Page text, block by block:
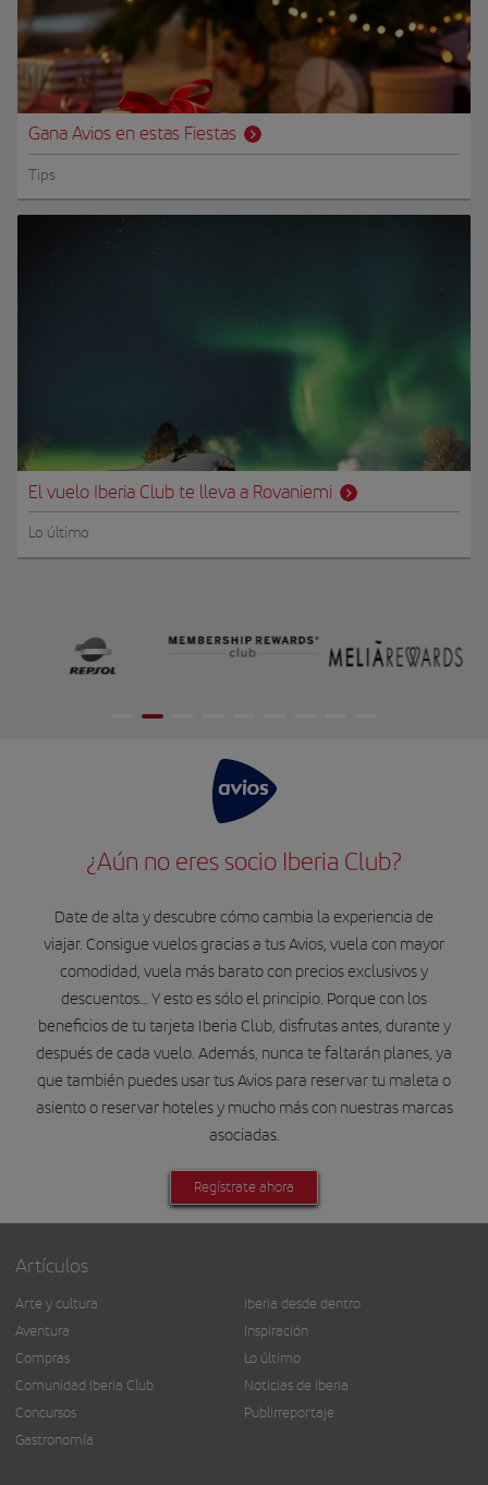
Gana Avios en estas Fiestas
Tips
El vuelo Iberia Club te lleva a Rovaniemi
Lo último
¿Aún no eres socio Iberia Club?
Date de alta y descubre cómo cambia la experiencia de
viajar. Consigue vuelos gracias a tus Avios, vuela con mayor
comodidad, vuela más barato con precios exclusivos y
descuentos… Y esto es sólo el principio. Porque con los
beneficios de tu tarjeta Iberia Club, disfrutas antes, durante y
después de cada vuelo. Además, nunca te faltarán planes, ya
que también puedes usar tus Avios para reservar tu maleta o
asiento o reservar hoteles y mucho más con nuestras marcas
asociadas.
Regístrate ahora
Artículos
Arte y cultura
Aventura
Compras
Comunidad Iberia Club
Concursos
Gastronomía
Iberia desde dentro
Inspiración
Lo último
Noticias de Iberia
Publirreportaje